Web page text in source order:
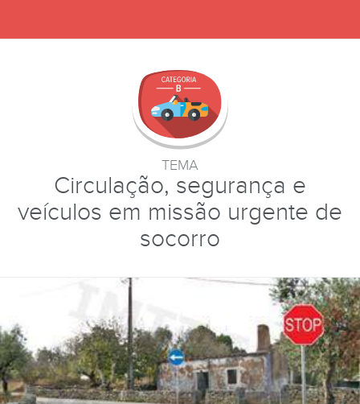
TEMA
Circulação, segurança e
veículos em missão urgente de
socorro